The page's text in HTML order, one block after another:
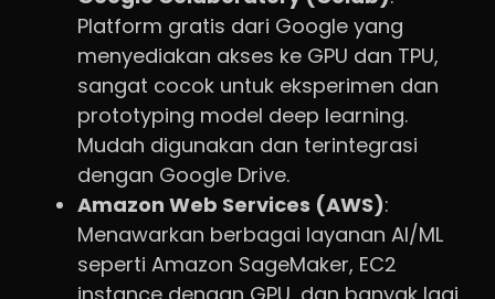
Platform gratis dari Google yang
menyediakan akses ke GPU dan TPU,
sangat cocok untuk eksperimen dan
prototyping model deep learning.
Mudah digunakan dan terintegrasi
dengan Google Drive.
Amazon Web Services (AWS):
Menawarkan berbagai layanan AI/ML
seperti Amazon SageMaker, EC2